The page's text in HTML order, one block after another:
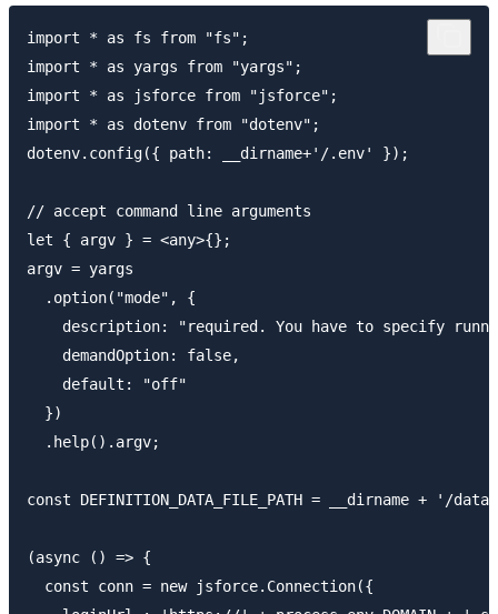
import * as fs from "fs";
import * as yargs from "yargs";
import * as jsforce from "jsforce";
import * as dotenv from "dotenv";
dotenv.config({ path: __dirname+'/.env' });
// accept command line arguments
let { argv } = <any>{};
argv = yargs
  .option("mode", {
description: "required. You have to specify
    demandOption: false,
    default: "off"
  })
  .help().argv;
const DEFINITION_DATA_FILE_PATH = __dirname + '/
(async () => {
  const conn = new jsforce.Connection({